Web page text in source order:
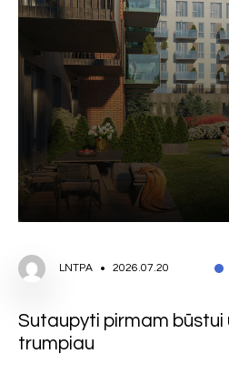
LNTPA 2026.07.20
Sutaupyti pirmam būstui
trumpiau